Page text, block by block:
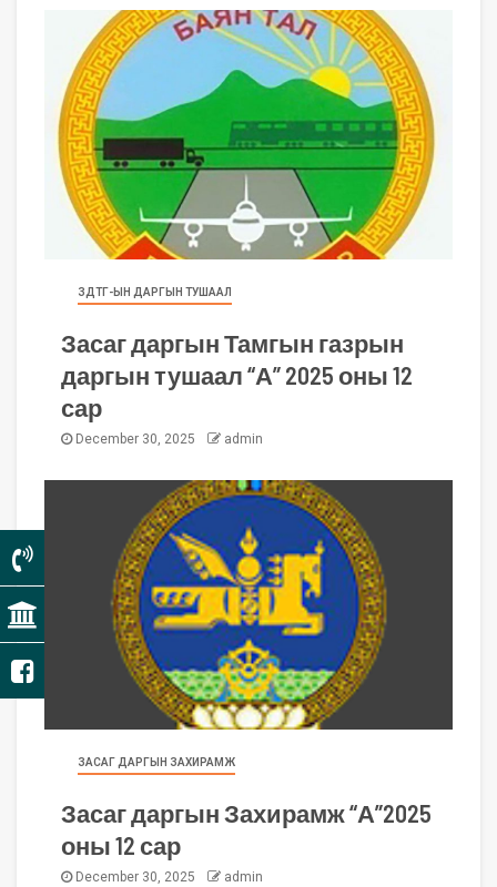
ЗДТГ-ЫН ДАРГЫН ТУШААЛ
Засаг даргын Тамгын газрын
даргын тушаал “А” 2025 оны 12
сар
December 30, 2025 admin
ЗАСАГ ДАРГЫН ЗАХИРАМЖ
Засаг даргын Захирамж “А”2025
оны 12 сар
December 30, 2025 admin